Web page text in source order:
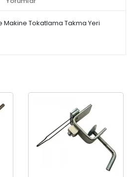
Makine Tokatlama Takma Yeri